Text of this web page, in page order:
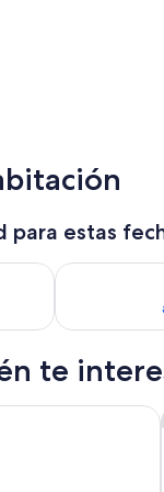
para estas
noche, ago 6 -
Consulta la
te